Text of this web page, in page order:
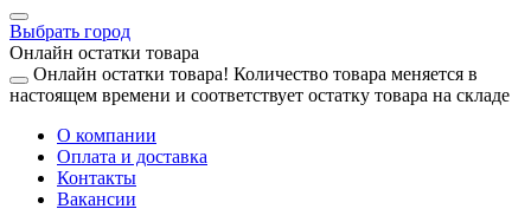
Выбрать город
Онлайн остатки товара
Онлайн остатки товара! Количество товара меняется в
настоящем времени и соответствует остатку товара на складе
О компании
Оплата и доставка
Контакты
Вакансии